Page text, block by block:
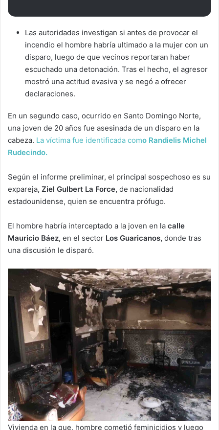
Las autoridades investigan si antes de provocar el
incendio el hombre habría ultimado a la mujer con un
disparo, luego de que vecinos reportaran haber
escuchado una detonación. Tras el hecho, el agresor
mostró una actitud evasiva y se negó a ofrecer
declaraciones.
En un segundo caso, ocurrido en Santo Domingo Norte,
una joven de 20 años fue asesinada de un disparo en la
cabeza. La víctima fue identificada como Randielis Michel
Rudecindo.
Según el informe preliminar, el principal sospechoso es su
expareja, Ziel Gulbert La Force, de nacionalidad
estadounidense, quien se encuentra prófugo.
El hombre habría interceptado a la joven en la calle
Mauricio Báez, en el sector Los Guaricanos, donde tras
una discusión le disparó.
Vivienda en la que, hombre cometió feminicidios y luego